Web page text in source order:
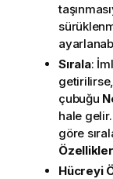
Sırala:
çubuğu
hale
göre
Hücreyi